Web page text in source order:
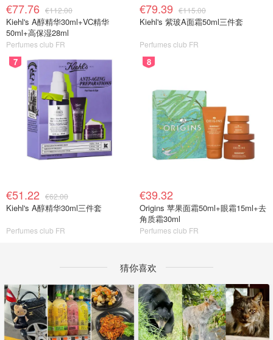
€77.76 €112.00
Kiehl's A醇精华30ml+VC精华
50ml+高保湿28ml
Perfumes club FR
€79.39 €115.00
Kiehl's 紫玻A面霜50ml三件套
Perfumes club FR
7
€51.22 €62.00
Kiehl's A醇精华30ml三件套
Perfumes club FR
8
€39.32
Origins 苹果面霜50ml+眼霜15ml+去
角质霜30ml
Perfumes club FR
猜你喜欢